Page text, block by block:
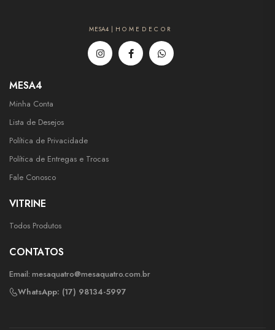
MESA4 | H O M E D E C O R
MESA4
Minha Conta
Lista de Desejos
Política de Privacidade
Política de Entregas e Trocas
Fale Conosco
VITRINE
Todos Produtos
CONTATOS
Email: mesaquatro@mesaquatro.com.br
WhatsApp: (17) 98134-5997